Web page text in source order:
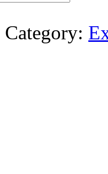
Category: